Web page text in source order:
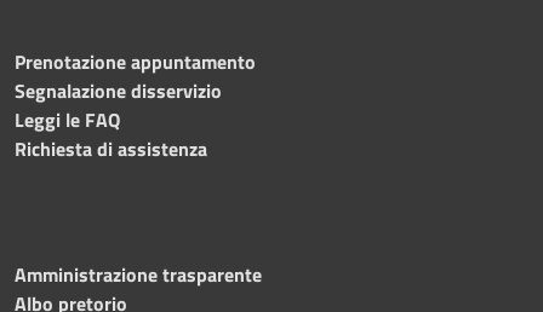
Prenotazione appuntamento
Segnalazione disservizio
Leggi le FAQ
Richiesta di assistenza
Amministrazione trasparente
Albo pretorio